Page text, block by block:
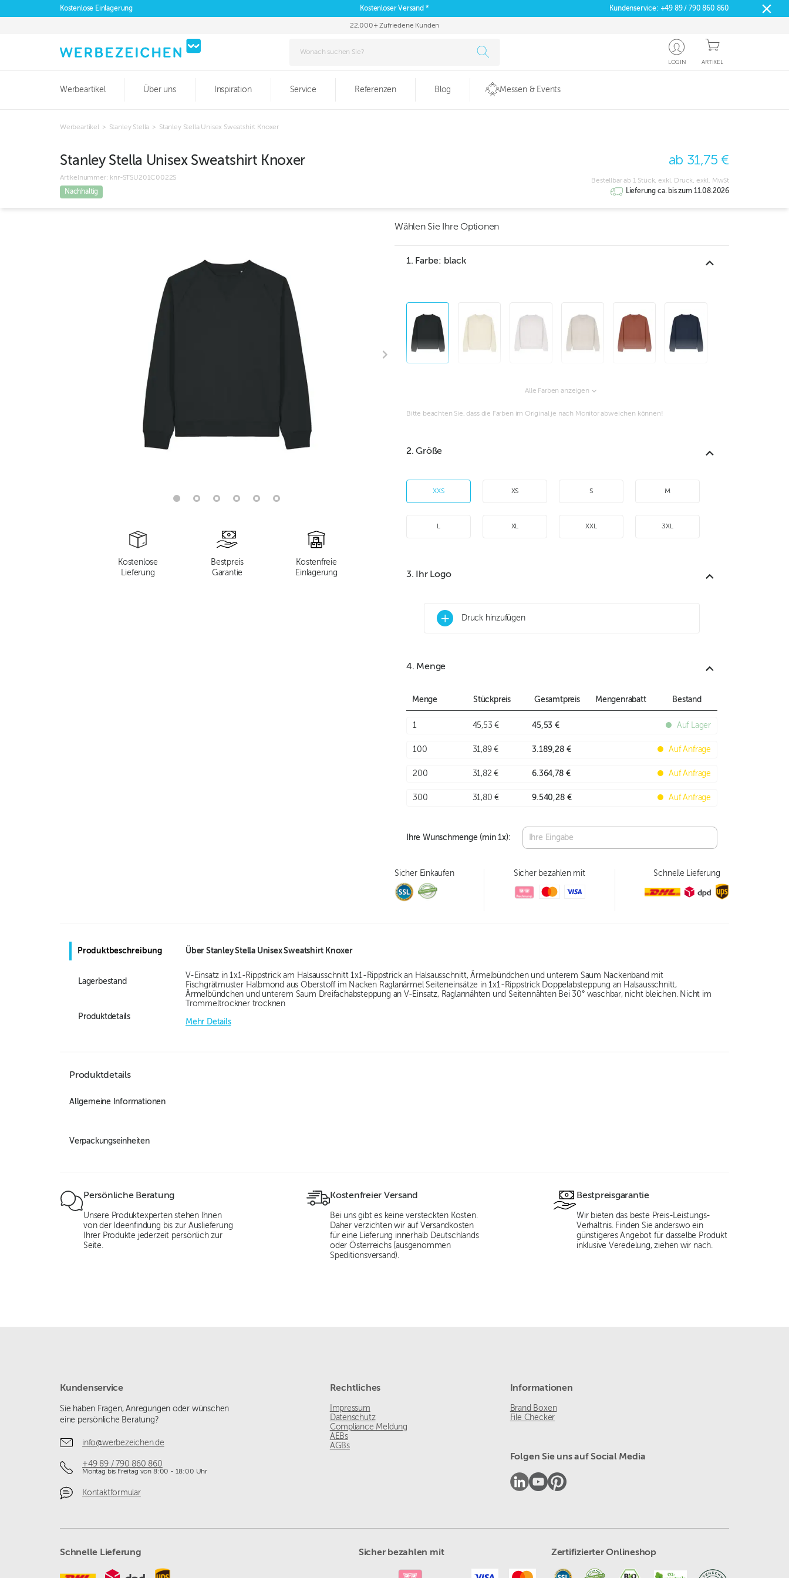
Kostenlose Einlagerung Kostenloser Versand * Kundenservice: +49 89 / 790 860 860
22.000+ Zufriedene Kunden
LOGIN ARTIKEL
Werbeartikel Über uns Inspiration Service Referenzen Blog Messen & Events
Werbeartikel > Stanley Stella > Stanley Stella Unisex Sweatshirt Knoxer
Stanley Stella Unisex Sweatshirt Knoxer
Artikelnummer: knr-STSU201C0022S
Nachhaltig
ab 31,75 €
Bestellbar ab 1 Stück, exkl. Druck, exkl. MwSt
Lieferung ca. bis zum 11.08.2026
Kostenlose
Lieferung
Bestpreis
Garantie
Kostenfreie
Einlagerung
Wählen Sie Ihre Optionen
1. Farbe: black
Alle Farben anzeigen
Bitte beachten Sie, dass die Farben im Original je nach Monitor abweichen können!
2. Größe
XXS XS S M
L XL XXL 3XL
3. Ihr Logo
+ Druck hinzufügen
4. Menge
Menge Stückpreis Gesamtpreis Mengenrabatt Bestand
1 45,53 € 45,53 € Auf Lager
100 31,89 € 3.189,28 € Auf Anfrage
200 31,82 € 6.364,78 € Auf Anfrage
300 31,80 € 9.540,28 € Auf Anfrage
Ihre Wunschmenge (min1x):
Sicher Einkaufen Sicher bezahlen mit Schnelle Lieferung
Produktbeschreibung
Lagerbestand
Produktdetails
Über Stanley Stella Unisex Sweatshirt Knoxer
V-Einsatz in 1x1-Rippstrick am Halsausschnitt 1x1-Rippstrick an Halsausschnitt, Ärmelbündchen und unterem Saum Nackenband mit
Fischgrätmuster Halbmond aus Oberstoff im Nacken Raglanärmel Seiteneinsätze in 1x1-Rippstrick Doppelabsteppung an Halsausschnitt,
Ärmelbündchen und unterem Saum Dreifachabsteppung an V-Einsatz, Raglannähten und Seitennähten Bei 30° waschbar, nicht bleichen. Nicht im
Trommeltrockner trocknen
Mehr Details
Produktdetails
Allgemeine Informationen
Verpackungseinheiten
Persönliche Beratung
Unsere Produktexperten stehen Ihnen
von der Ideenfindung bis zur Auslieferung
Ihrer Produkte jederzeit persönlich zur
Seite.
Kostenfreier Versand
Bei uns gibt es keine versteckten Kosten.
Daher verzichten wir auf Versandkosten
für eine Lieferung innerhalb Deutschlands
oder Österreichs (ausgenommen
Speditionsversand).
Bestpreisgarantie
Wir bieten das beste Preis-Leistungs-
Verhältnis. Finden Sie anderswo ein
günstigeres Angebot für dasselbe Produkt
inklusive Veredelung, ziehen wir nach.
Kundenservice
Sie haben Fragen, Anregungen oder wünschen
eine persönliche Beratung?
info@werbezeichen.de
+49 89 / 790 860 860
Montag bis Freitag von 8:00 - 18:00 Uhr
Kontaktformular
Rechtliches
Impressum
Datenschutz
Compliance Meldung
AEBs
AGBs
Informationen
Brand Boxen
File Checker
Folgen Sie uns auf Social Media
Schnelle Lieferung Sicher bezahlen mit Zertifizierter Onlineshop